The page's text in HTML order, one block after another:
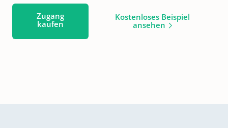
Zugang
kaufen
Kostenloses Beispiel
ansehen